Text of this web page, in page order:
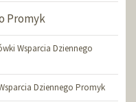
Promyk
Wsparcia Dziennego
Dziennego Promyk